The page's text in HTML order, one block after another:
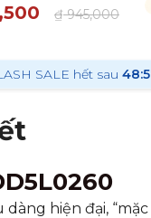
₫ 945,000
SALE hết sau
hiện đại,